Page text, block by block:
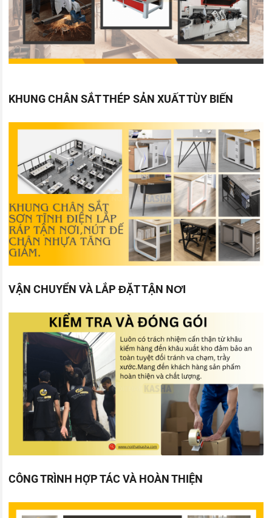
KHUNG CHÂN SẮT THÉP SẢN XUẤT TÙY BIẾN
VẬN CHUYỂN VÀ LẮP ĐẶT TẬN NƠI
CÔNG TRÌNH HỢP TÁC VÀ HOÀN THIỆN